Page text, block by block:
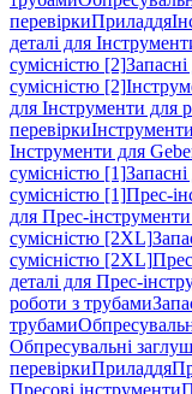
перевіркиПриладдя
деталі для
сумісністю [2]
сумісністю [2]
для Інструменти для
перевірки
Інструменти для
сумісністю [1]
сумісністю [1]Прес-
для Прес-
сумісністю [2XL]
сумісністю [2XL]
деталі для Прес-
роботи з трубами
трубами
Обпресувальні
перевіркиПриладдя
Пресові інструменти